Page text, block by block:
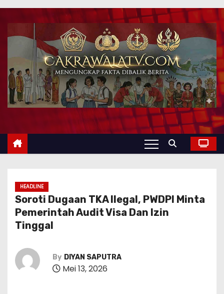
HEADLINE
Soroti Dugaan TKA Ilegal, PWDPI Minta
Pemerintah Audit Visa Dan Izin
Tinggal
By DIYAN SAPUTRA
Mei 13, 2026